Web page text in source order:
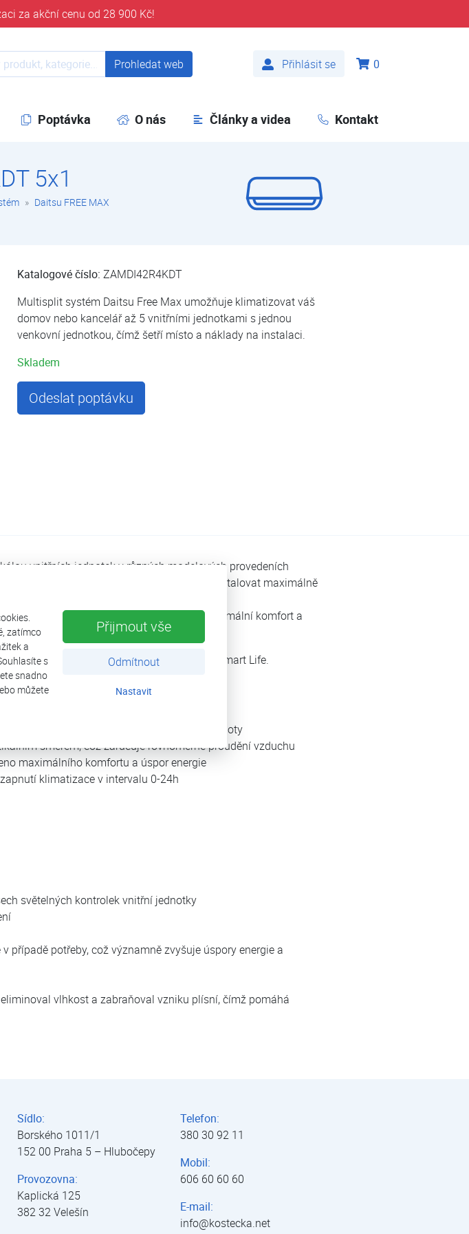
zatímco
a
s
snadno
můžete
Přijmout vše
Odmítnout
Nastavit
za akční cenu od 28 900 Kč!
Přihlásit se
0
web Prohledat web
Poptávka O nás Články a videa Kontakt
5x1
Daitsu FREE MAX
Katalogové číslo: ZAMDI42R4KDT
Multisplit systém Daitsu Free Max umožňuje klimatizovat váš
domov nebo kancelář až 5 vnitřními jednotkami s jednou
venkovní jednotkou, čímž šetří místo a náklady na instalaci.
Skladem
Odeslat poptávku
vnitřních jednotek v různých modelových provedeních
potřebám zákazníka. Na tuto jednotku lze instalovat maximálně
energetickému účinnosti zajišťuje maximální komfort a
telefonu nebo tabletu díky aplikaci Smart Life.
režim
výkon pro rychlé dosažení požadované teploty
směrem, což zaručuje rovnoměrné proudění vzduchu
maximálního komfortu a úspor energie
klimatizace v intervalu 0-24h
světelných kontrolek vnitřní jednotky
případě potřeby, což významně zvyšuje úspory energie a
vlhkost a zabraňoval vzniku plísní, čímž pomáhá
Sídlo:
Borského 1011/1
152 00 Praha 5 – Hlubočepy
Provozovna:
Kaplická 125
382 32 Velešín
Telefon:
380 30 92 11
Mobil:
606 60 60 60
E-mail:
info@kostecka.net